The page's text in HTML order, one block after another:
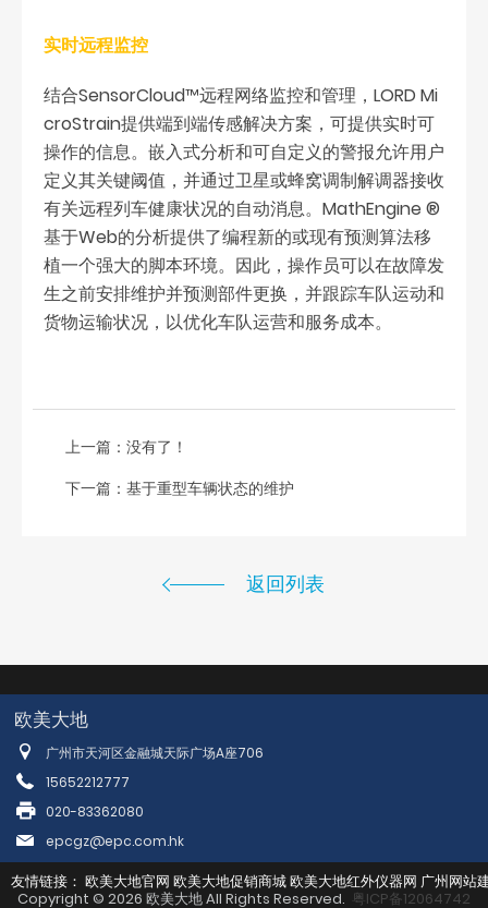
实时远程监控
结合SensorCloud™远程网络监控和管理，LORD Mi
croStrain提供端到端传感解决方案，可提供实时可
操作的信息。嵌入式分析和可自定义的警报允许用户
定义其关键阈值，并通过卫星或蜂窝调制解调器接收
有关远程列车健康状况的自动消息。MathEngine ®
基于Web的分析提供了编程新的或现有预测算法移
植一个强大的脚本环境。因此，操作员可以在故障发
生之前安排维护并预测部件更换，并跟踪车队运动和
货物运输状况，以优化车队运营和服务成本。
上一篇：没有了！
下一篇： 基于重型车辆状态的维护
返回列表
欧美大地
广州市天河区金融城天际广场A座706
15652212777
020-83362080
epcgz@epc.com.hk
友情链接： 欧美大地官网 欧美大地促销商城欧美大地红外仪器网 广州网站
Copyright © 2026 欧美大地 All Rights Reserved. 粤ICP备12064742